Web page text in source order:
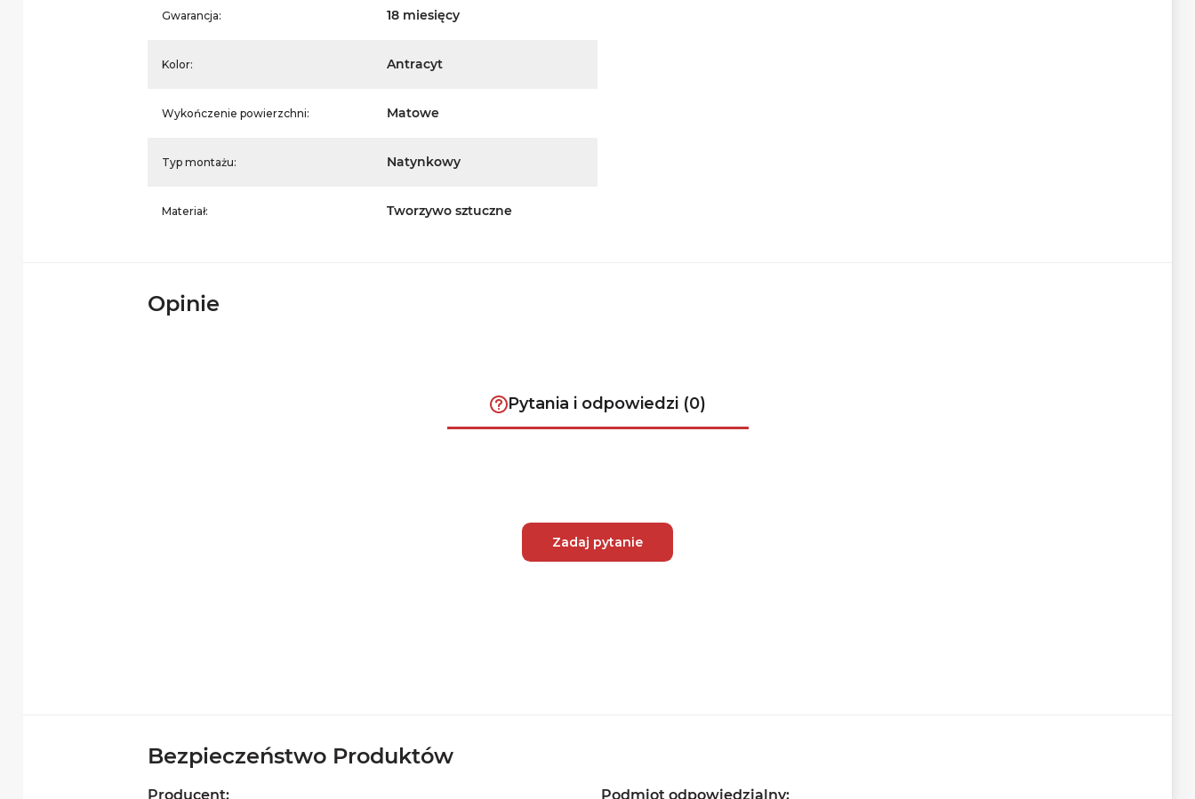
Gwarancja: 18 miesięcy
Kolor: Antracyt
Wykończenie powierzchni: Matowe
Typ montażu: Natynkowy
Materiał: Tworzywo sztuczne
Opinie
Pytania i odpowiedzi (0)
Zadaj pytanie
Bezpieczeństwo Produktów
Producent: Podmiot odpowiedzialny: